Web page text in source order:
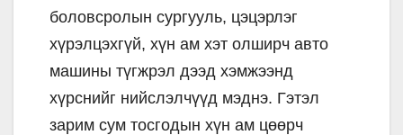
боловсролын сургууль, цэцэрлэг
хүрэлцэхгүй, хүн ам хэт олширч авто
машины түгжрэл дээд хэмжээнд
хүрснийг нийслэлчүүд мэднэ. Гэтэл
зарим сум тосгодын хүн ам цөөрч